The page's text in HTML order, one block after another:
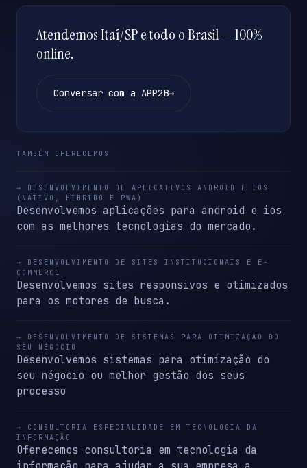
Atendemos Itaí/SP e todo o Brasil — 100%
online.
Conversar com a APP2B→
TAMBÉM OFERECEMOS
→ DESENVOLVIMENTO DE APLICATIVOS ANDROID E IOS
(NATIVO, HÍBRIDO E PWA)
Desenvolvemos aplicações para android e ios
com as melhores tecnologias do mercado.
→ DESENVOLVIMENTO DE SITES INSTITUCIONAIS E E-
COMMERCE
Desenvolvemos sites responsivos e otimizados
para os motores de busca.
→ DESENVOLVIMENTO DE SISTEMAS PARA OTIMIZAÇÃO DO
SEU NÉGOCIO
Desenvolvemos sistemas para otimização do
seu négocio ou melhor gestão dos seus
processo
→ CONSULTORIA ESPECIALIDADE EM TECNOLOGIA DA
INFORMAÇÃO
Oferecemos consultoria em tecnologia da